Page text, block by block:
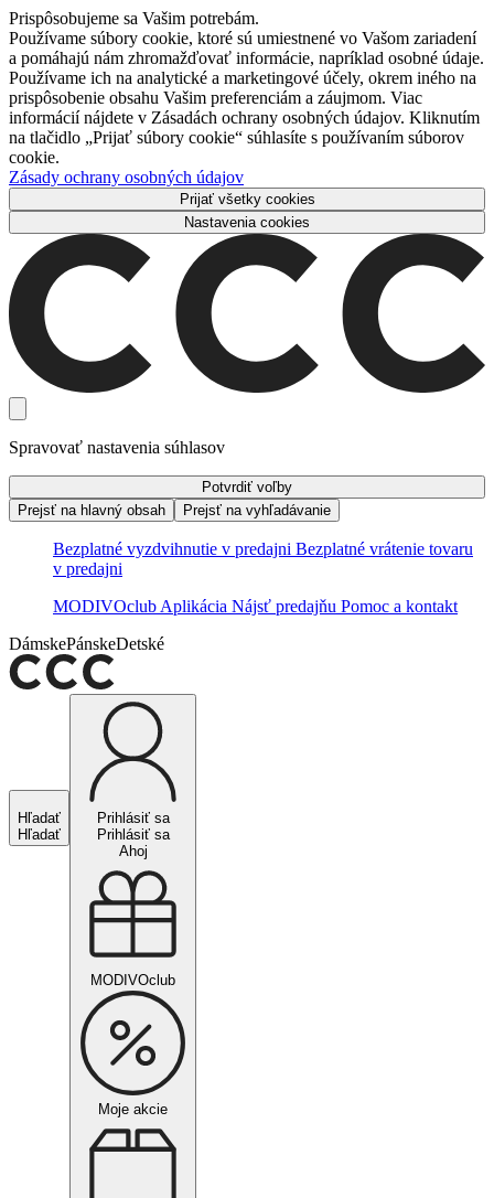
Prispôsobujeme sa Vašim potrebám.
Používame súbory cookie, ktoré sú umiestnené vo Vašom zariadení
a pomáhajú nám zhromažďovať informácie, napríklad osobné údaje.
Používame ich na analytické a marketingové účely, okrem iného na
prispôsobenie obsahu Vašim preferenciám a záujmom. Viac
informácií nájdete v Zásadách ochrany osobných údajov. Kliknutím
na tlačidlo „Prijať súbory cookie“ súhlasíte s používaním súborov
cookie.
Zásady ochrany osobných údajov
Prijať všetky cookies
Nastavenia cookies
Spravovať nastavenia súhlasov
Potvrdiť voľby
Prejsť na hlavný obsah
Prejsť na vyhľadávanie
Bezplatné vyzdvihnutie v predajni Bezplatné vrátenie tovaru
v predajni
MODIVOclub Aplikácia Nájsť predajňu Pomoc a kontakt
DámskePánskeDetské
Hľadať
Hľadať
Prihlásiť sa
Prihlásiť sa
Ahoj
MODIVOclub
Moje akcie